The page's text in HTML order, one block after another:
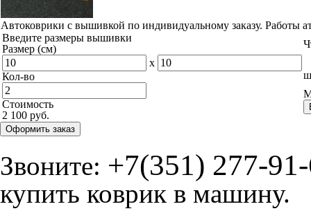
Автоковрики с вышивкой по индивидуальному заказу. Работы
Введите размеры вышивки
Размер (см)
x
Кол-во
Стоимость
2 100 руб.
Оформить заказ
Звоните: +7(351) 277-
купить коврик в машину.